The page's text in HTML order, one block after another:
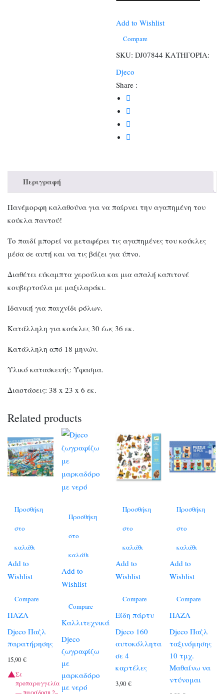
υφασμάτινη
Καλαθούνα
Add to Wishlist
Compare
SKU: DJ07844 ΚΑΤΗΓΟΡΙΑ:
Djeco
Share :
Περιγραφή
Πανέμορφη καλαθούνα για να παίρνει την αγαπημένη του
κούκλα παντού!
Το παιδί μπορεί να μεταφέρει τις αγαπημένες του κούκλες
μέσα σε αυτή και να τις βάζει για ύπνο.
Διαθέτει εύκαμπτα χερούλια και μια απαλή καπιτονέ
κουβερτούλα με μαξιλαράκι.
Ιδανική για παιχνίδι ρόλων.
Κατάλληλη για κούκλες 30 έως 36 εκ.
Κατάλληλη από 18 μηνών.
Υλικό κατασκευής: Ύφασμα.
Διαστάσεις: 38 x 23 x 6 εκ.
Related products
Προσθήκη
στο
καλάθι
Add to
Wishlist
Compare
ΠΑΖΛ
Djeco Παζλ
παρατήρησης
15,90 €
Σε
προπαραγγελία
— παράδοση 2–
Προσθήκη
στο
καλάθι
Add to
Wishlist
Compare
Καλλιτεχνικά
Djeco
ζωγραφίζω
με
μαρκαδόρο
με νερό
Προσθήκη
στο
καλάθι
Add to
Wishlist
Compare
Είδη πάρτυ
Djeco 160
αυτοκόλλητα
σε 4
καρτέλες
3,90€
Προσθήκη
στο
καλάθι
Add to
Wishlist
Compare
ΠΑΖΛ
Djeco Παζλ
ταξινόμησης
10 τμχ.
Μαθαίνω να
ντύνομαι